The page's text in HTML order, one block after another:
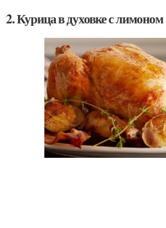
2. Курица в духовке с лимоном